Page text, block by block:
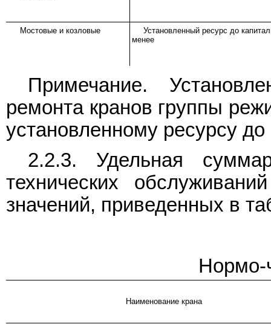
Мостовые и козловые
Установленный ресурс до
менее
Примечание.
ремонта кранов группы
установленному ресурсу до
2.2.3. Удельная
технических
значений, приведенных в
Нормо-
Наименование крана